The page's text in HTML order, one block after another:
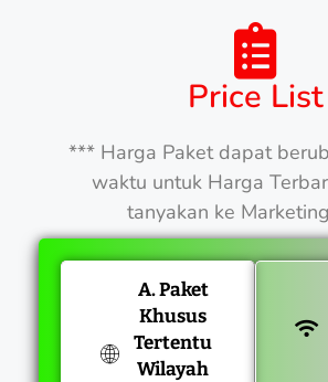
Price List
*** Harga Paket dapat
waktu untuk Harga
tanyakan ke
A. Paket
Khusus
Tertentu
Wilayah